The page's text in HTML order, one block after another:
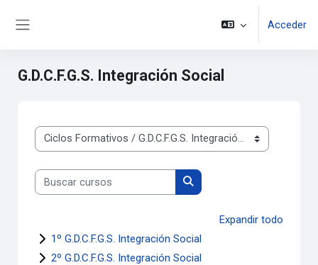
Acceder
G.D.C.F.G.S. Integración Social
Categorías
Buscar cursos
Buscar cursos
Expandir todo
1º G.D.C.F.G.S. Integración Social
2º G.D.C.F.G.S. Integración Social